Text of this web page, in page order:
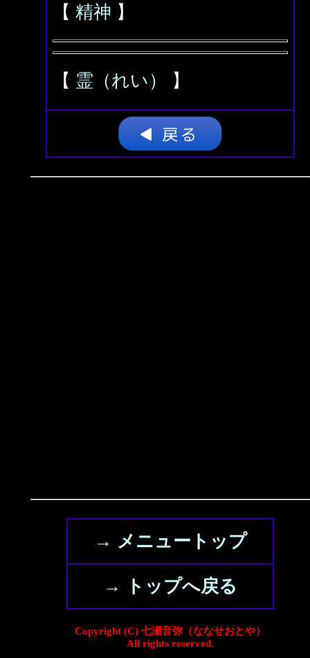
【 精神 】
【 霊（れい） 】
→ メニュートップ
→ トップへ戻る
Copyright (C) 七瀬音弥（ななせおとや）
All rights reserved.